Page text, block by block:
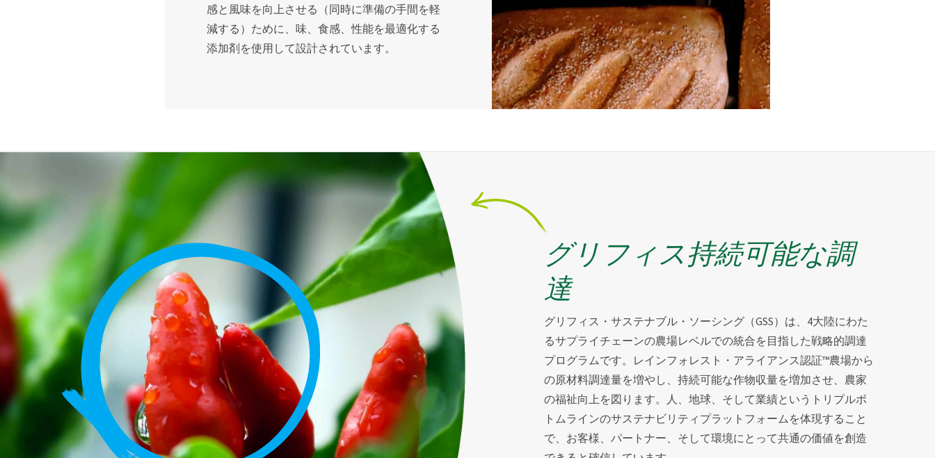
感と風味を向上させる（同時に準備の手間を軽
減する）ために、味、食感、性能を最適化する
添加剤を使用して設計されています。
グリフィス持続可能な調
達
グリフィス・サステナブル・ソーシング（GSS）は、4大陸にわた
るサプライチェーンの農場レベルでの統合を目指した戦略的調達
プログラムです。レインフォレスト・アライアンス認証™農場から
の原材料調達量を増やし、持続可能な作物収量を増加させ、農家
の福祉向上を図ります。人、地球、そして業績というトリプルボ
トムラインのサステナビリティプラットフォームを体現すること
で、お客様、パートナー、そして環境にとって共通の価値を創造